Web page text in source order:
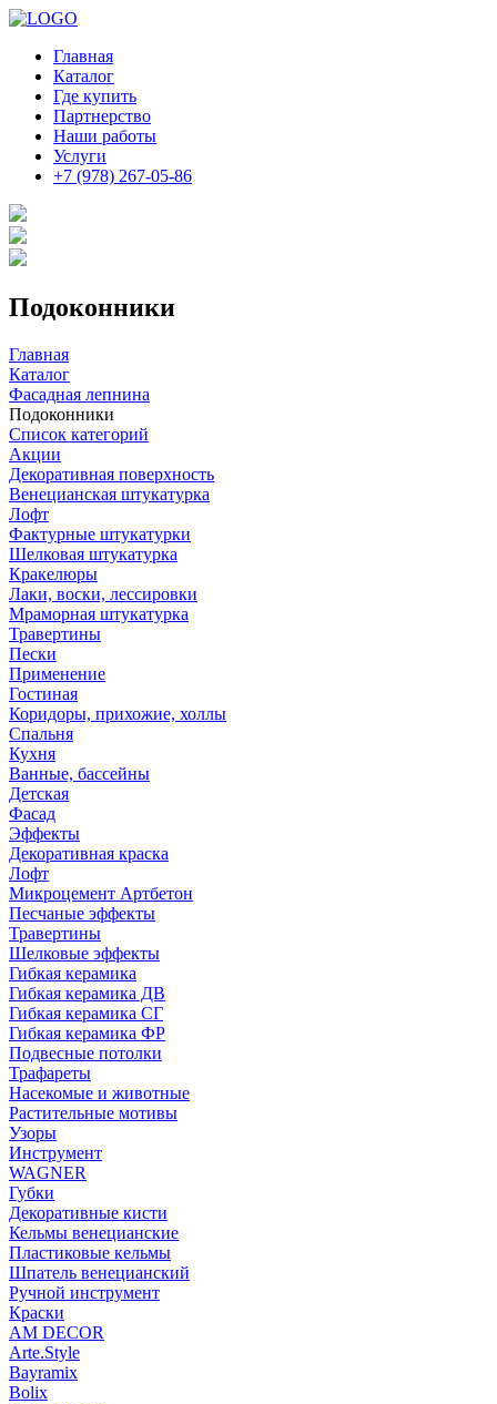
Главная
Каталог
Где купить
Партнерство
Наши работы
Услуги
+7 (978) 267-05-86
Подоконники
Главная
Каталог
Фасадная лепнина
Подоконники
Список категорий
Акции
Декоративная поверхность
Венецианская штукатурка
Лофт
Фактурные штукатурки
Шелковая штукатурка
Кракелюры
Лаки, воски, лессировки
Мраморная штукатурка
Травертины
Пески
Применение
Гостиная
Коридоры, прихожие, холлы
Спальня
Кухня
Ванные, бассейны
Детская
Фасад
Эффекты
Декоративная краска
Лофт
Микроцемент Артбетон
Песчаные эффекты
Травертины
Шелковые эффекты
Гибкая керамика
Гибкая керамика ДВ
Гибкая керамика СГ
Гибкая керамика ФР
Подвесные потолки
Трафареты
Насекомые и животные
Растительные мотивы
Узоры
Инструмент
WAGNER
Губки
Декоративные кисти
Кельмы венецианские
Пластиковые кельмы
Шпатель венецианский
Ручной инструмент
Краски
AM DECOR
Arte.Style
Bayramix
Bolix